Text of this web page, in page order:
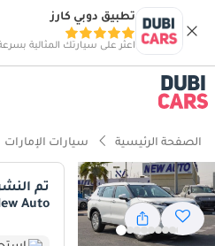
تطبيق دوبي كارز
اعثر على سيارتك المثالية بسرعة
الصفحة الرئيسية سيارات الإمارات
تم
Auto
ذكاء دوبي كارز
ذكاء دوبيكارز
تصنيف أمان 5 نجوم من NCAP
سعة 7 مقاعد أو أكثر مع مقاعد كابتن